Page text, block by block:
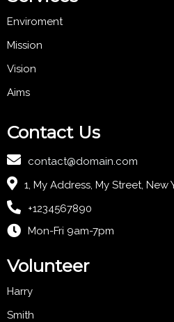
Enviroment
Mission
Vision
Aims
Contact Us
contact@domain.com
1, My Address, My Street, New
+1234567890
Mon-Fri 9am-7pm
Volunteer
Harry
Smith